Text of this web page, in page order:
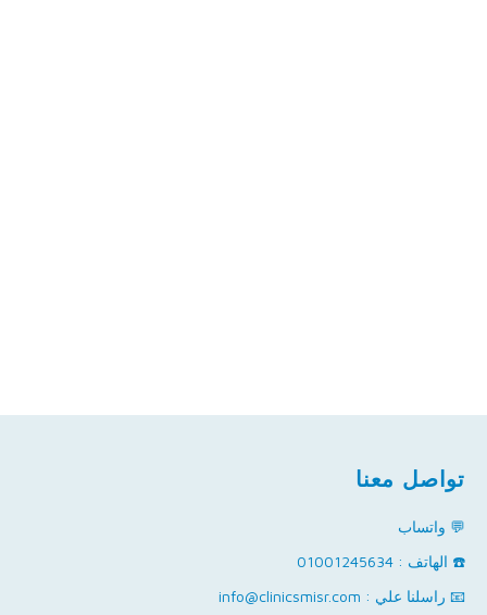
تواصل معنا
💬 واتساب
☎️ الهاتف : 01001245634
📧 راسلنا علي : info@clinicsmisr.com